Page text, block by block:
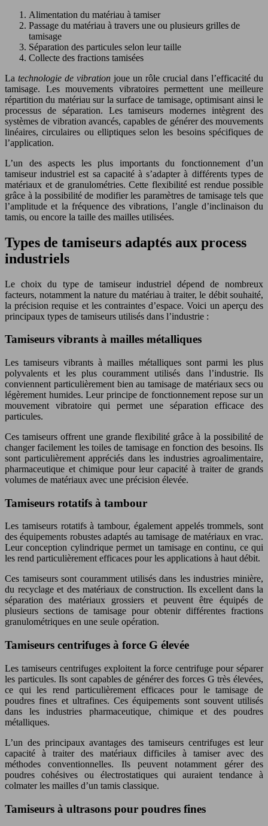
Alimentation du matériau à tamiser
Passage du matériau à travers une ou plusieurs grilles de
tamisage
Séparation des particules selon leur taille
Collecte des fractions tamisées
La technologie de vibration joue un rôle crucial dans l’efficacité du
tamisage. Les mouvements vibratoires permettent une meilleure
répartition du matériau sur la surface de tamisage, optimisant ainsi le
processus de séparation. Les tamiseurs modernes intègrent des
systèmes de vibration avancés, capables de générer des mouvements
linéaires, circulaires ou elliptiques selon les besoins spécifiques de
l’application.
L’un des aspects les plus importants du fonctionnement d’un
tamiseur industriel est sa capacité à s’adapter à différents types de
matériaux et de granulométries. Cette flexibilité est rendue possible
grâce à la possibilité de modifier les paramètres de tamisage tels que
l’amplitude et la fréquence des vibrations, l’angle d’inclinaison du
tamis, ou encore la taille des mailles utilisées.
Types de tamiseurs adaptés aux process
industriels
Le choix du type de tamiseur industriel dépend de nombreux
facteurs, notamment la nature du matériau à traiter, le débit souhaité,
la précision requise et les contraintes d’espace. Voici un aperçu des
principaux types de tamiseurs utilisés dans l’industrie :
Tamiseurs vibrants à mailles métalliques
Les tamiseurs vibrants à mailles métalliques sont parmi les plus
polyvalents et les plus couramment utilisés dans l’industrie. Ils
conviennent particulièrement bien au tamisage de matériaux secs ou
légèrement humides. Leur principe de fonctionnement repose sur un
mouvement vibratoire qui permet une séparation efficace des
particules.
Ces tamiseurs offrent une grande flexibilité grâce à la possibilité de
changer facilement les toiles de tamisage en fonction des besoins. Ils
sont particulièrement appréciés dans les industries agroalimentaire,
pharmaceutique et chimique pour leur capacité à traiter de grands
volumes de matériaux avec une précision élevée.
Tamiseurs rotatifs à tambour
Les tamiseurs rotatifs à tambour, également appelés trommels, sont
des équipements robustes adaptés au tamisage de matériaux en vrac.
Leur conception cylindrique permet un tamisage en continu, ce qui
les rend particulièrement efficaces pour les applications à haut débit.
Ces tamiseurs sont couramment utilisés dans les industries minière,
du recyclage et des matériaux de construction. Ils excellent dans la
séparation des matériaux grossiers et peuvent être équipés de
plusieurs sections de tamisage pour obtenir différentes fractions
granulométriques en une seule opération.
Tamiseurs centrifuges à force G élevée
Les tamiseurs centrifuges exploitent la force centrifuge pour séparer
les particules. Ils sont capables de générer des forces G très élevées,
ce qui les rend particulièrement efficaces pour le tamisage de
poudres fines et ultrafines. Ces équipements sont souvent utilisés
dans les industries pharmaceutique, chimique et des poudres
métalliques.
L’un des principaux avantages des tamiseurs centrifuges est leur
capacité à traiter des matériaux difficiles à tamiser avec des
méthodes conventionnelles. Ils peuvent notamment gérer des
poudres cohésives ou électrostatiques qui auraient tendance à
colmater les mailles d’un tamis classique.
Tamiseurs à ultrasons pour poudres fines